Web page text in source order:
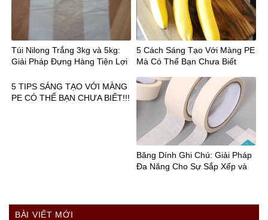
BÀI VIẾT MỚI
Túi Nilong Trắng 3kg và 5kg:
Giải Pháp Đựng Hàng Tiện Lợi
5 Cách Sáng Tạo Với Màng PE
Mà Có Thể Bạn Chưa Biết
5 TIPS SÁNG TẠO VỚI MÀNG
PE CÓ THỂ BẠN CHƯA BIẾT!!!
Băng Dính Ghi Chú: Giải Pháp
Đa Năng Cho Sự Sắp Xếp và